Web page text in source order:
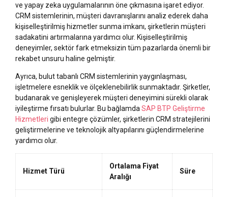
ve yapay zeka uygulamalarının öne çıkmasına işaret ediyor.
CRM sistemlerinin, müşteri davranışlarını analiz ederek daha
kişiselleştirilmiş hizmetler sunma imkanı, şirketlerin müşteri
sadakatini artırmalarına yardımcı olur. Kişiselleştirilmiş
deneyimler, sektör fark etmeksizin tüm pazarlarda önemli bir
rekabet unsuru haline gelmiştir.
Ayrıca, bulut tabanlı CRM sistemlerinin yaygınlaşması,
işletmelere esneklik ve ölçeklenebilirlik sunmaktadır. Şirketler,
budanarak ve genişleyerek müşteri deneyimini sürekli olarak
iyileştirme fırsatı bulurlar. Bu bağlamda SAP BTP Geliştirme
Hizmetleri gibi entegre çözümler, şirketlerin CRM stratejilerini
geliştirmelerine ve teknolojik altyapılarını güçlendirmelerine
yardımcı olur.
Hizmet Türü
Ortalama Fiyat
Aralığı
Süre